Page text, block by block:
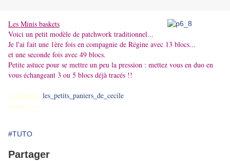
Les Minis baskets
Voici un petit modèle de patchwork traditionnel...
Je l'ai fait une 1ère fois en compagnie de Régine avec 13 blocs...
et une seconde fois avec 49 blocs.
Petite astuce pour se mettre un peu la pression : mettez vous en duo en
vous échangeant 3 ou 5 blocs déjà tracés !!
le modèle : les_petits_paniers_de_cecile
cliquez ici
#TUTO
Partager